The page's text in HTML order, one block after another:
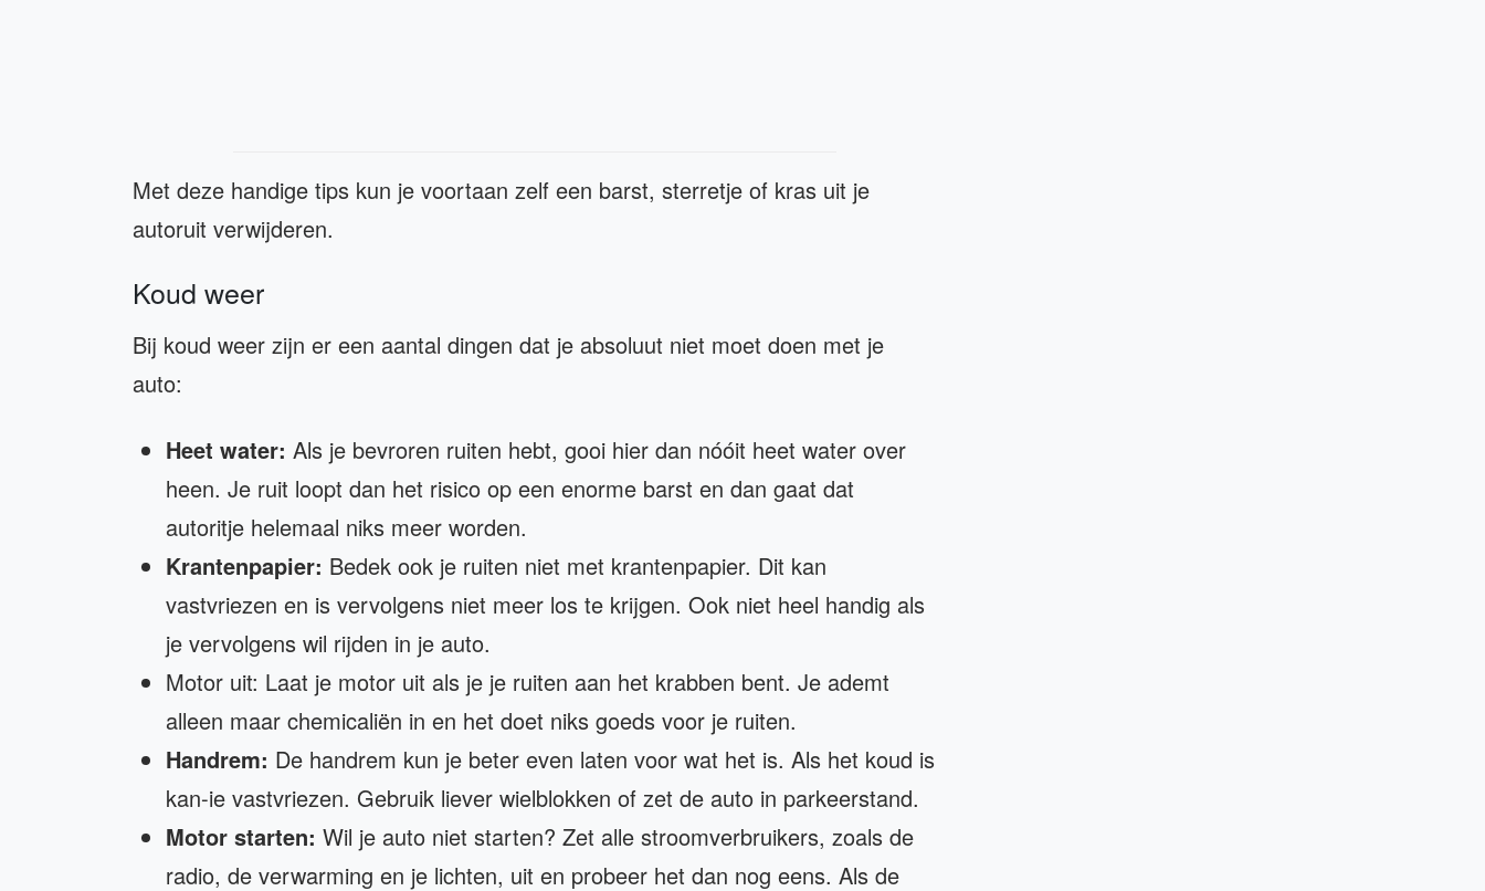
Met deze handige tips kun je voortaan zelf een barst, sterretje of kras uit je
autoruit verwijderen.
Koud weer
Bij koud weer zijn er een aantal dingen dat je absoluut niet moet doen met je
auto:
Heet water: Als je bevroren ruiten hebt, gooi hier dan nóóit heet water over
heen. Je ruit loopt dan het risico op een enorme barst en dan gaat dat
autoritje helemaal niks meer worden.
Krantenpapier: Bedek ook je ruiten niet met krantenpapier. Dit kan
vastvriezen en is vervolgens niet meer los te krijgen. Ook niet heel handig als
je vervolgens wil rijden in je auto.
Motor uit: Laat je motor uit als je je ruiten aan het krabben bent. Je ademt
alleen maar chemicaliën in en het doet niks goeds voor je ruiten.
Handrem: De handrem kun je beter even laten voor wat het is. Als het koud is
kan-ie vastvriezen. Gebruik liever wielblokken of zet de auto in parkeerstand.
Motor starten: Wil je auto niet starten? Zet alle stroomverbruikers, zoals de
radio, de verwarming en je lichten, uit en probeer het dan nog eens. Als de